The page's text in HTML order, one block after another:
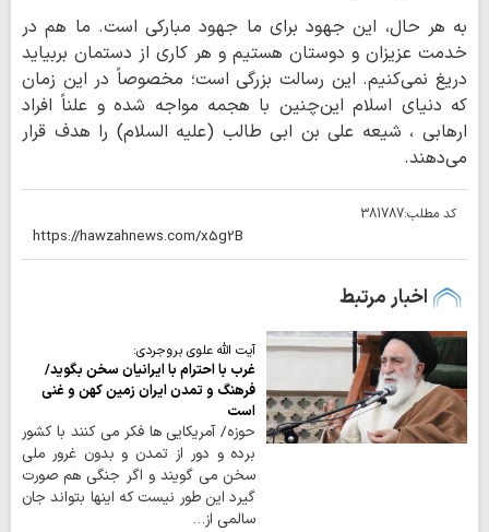
به هر حال، این جهود برای ما جهود مبارکی است. ما هم در
خدمت عزیزان و دوستان هستیم و هر کاری از دستمان بربیاید
دریغ نمی‌کنیم. این رسالت بزرگی است؛ مخصوصاً در این زمان
که دنیای اسلام این‌چنین با هجمه مواجه شده و علناً افراد
ارهابی ، شیعه علی بن ابی طالب (علیه السلام) را هدف قرار
می‌دهند.
کد مطلب:381787
اخبار مرتبط
آیت الله علوی بروجردی:
غرب با احترام با ایرانیان سخن بگوید/
فرهنگ و تمدن ایران زمین کهن و غنی
است
حوزه/ آمریکایی ها فکر می کنند با کشور
برده و دور از تمدن و بدون غرور ملی
سخن می گویند و اگر جنگی هم صورت
گیرد این طور نیست که اینها بتواند جان
سالمی از…